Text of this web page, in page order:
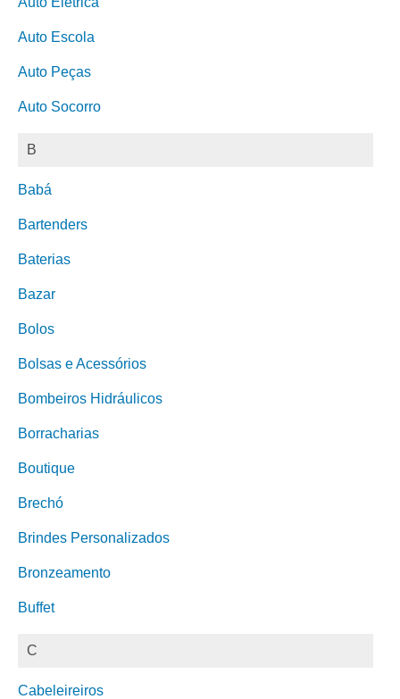
Auto Escola
Auto Peças
Auto Socorro
B
Babá
Bartenders
Baterias
Bazar
Bolos
Bolsas e Acessórios
Bombeiros Hidráulicos
Borracharias
Boutique
Brechó
Brindes Personalizados
Bronzeamento
Buffet
C
Cabeleireiros